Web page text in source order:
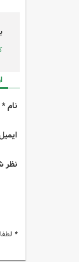
نام *
نظر
*